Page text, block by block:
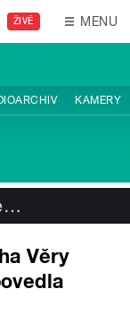
ŽIVĚ MENU
KAMERY
…
Věry